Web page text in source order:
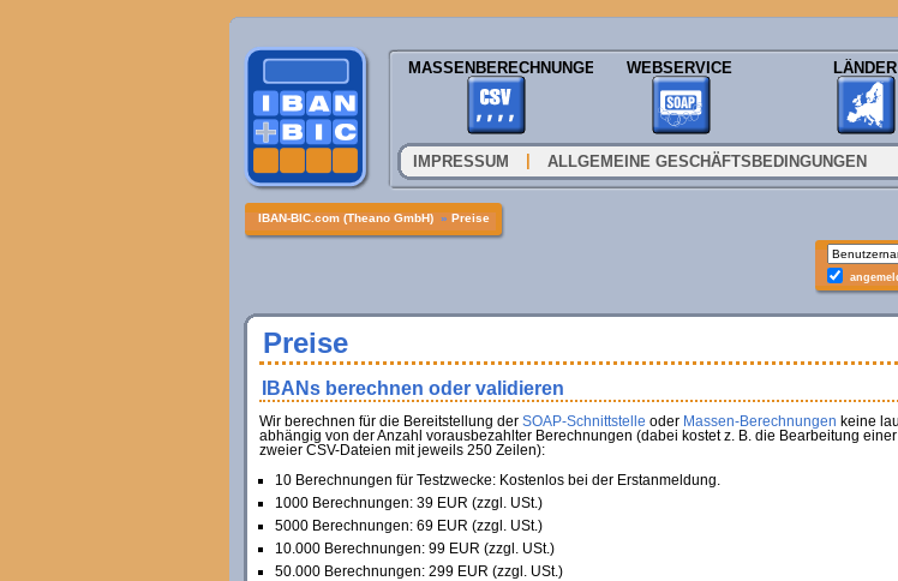
MASSENBERECHNUNGEN WEBSERVICE LÄNDER
IMPRESSUM ALLGEMEINE GESCHÄFTSBEDINGUNGEN
IBAN-BIC.com (Theano GmbH) » Preise
Preise
IBANs berechnen oder validieren
Wir berechnen für die Bereitstellung der SOAP-Schnittstelle oder Massen-Berechnungen keine
abhängig von der Anzahl vorausbezahlter Berechnungen (dabei kostet z. B. die Bearbeitung
zweier CSV-Dateien mit jeweils 250 Zeilen):
10 Berechnungen für Testzwecke: Kostenlos bei der Erstanmeldung.
1000 Berechnungen: 39 EUR (zzgl. USt.)
5000 Berechnungen: 69 EUR (zzgl. USt.)
10.000 Berechnungen: 99 EUR (zzgl. USt.)
50.000 Berechnungen: 299 EUR (zzgl. USt.)